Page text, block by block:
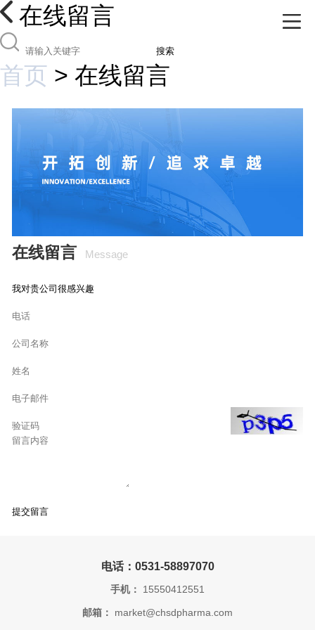
在线留言
搜索
首页 > 在线留言
在线留言 Message
电话：0531-58897070
手机： 15550412551
邮箱： market@chsdpharma.com